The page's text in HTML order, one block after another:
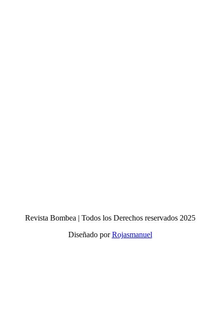
Revista Bombea | Todos los Derechos reservados 2025
Diseñado porRojasmanuel